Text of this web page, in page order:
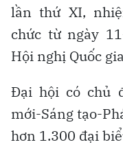
lần thứ XI,
chức từ ngày
Hội nghị Quốc
Đại hội có chủ
mới-Sáng tạo-
hơn 1.300 đại